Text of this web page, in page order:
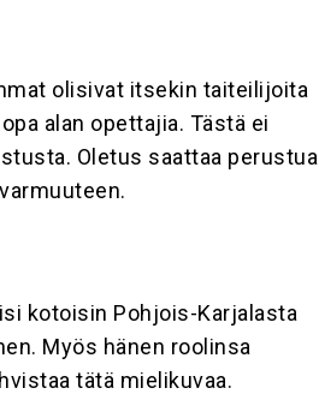
olisivat itsekin taiteilijoita
alan opettajia. Tästä ei
Oletus saattaa perustua
kotoisin Pohjois-Karjalasta
Myös hänen roolinsa
tätä mielikuvaa.